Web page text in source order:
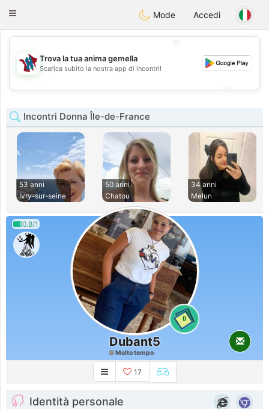
Taimerais
Toggle
Mode Accedi
💖
💕
Trova la tua anima gemella
Scarica subito la nostra app di incontri!
Incontri Donna Île-de-France
53 anni
Ivry-sur-seine
50 anni
Chatou
34 anni
Melun
0.8/1
0
Dubant5
Molto tempo
17
Identità personale